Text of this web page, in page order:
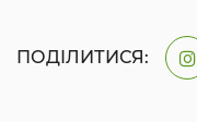
ПОДІЛИТИСЯ: